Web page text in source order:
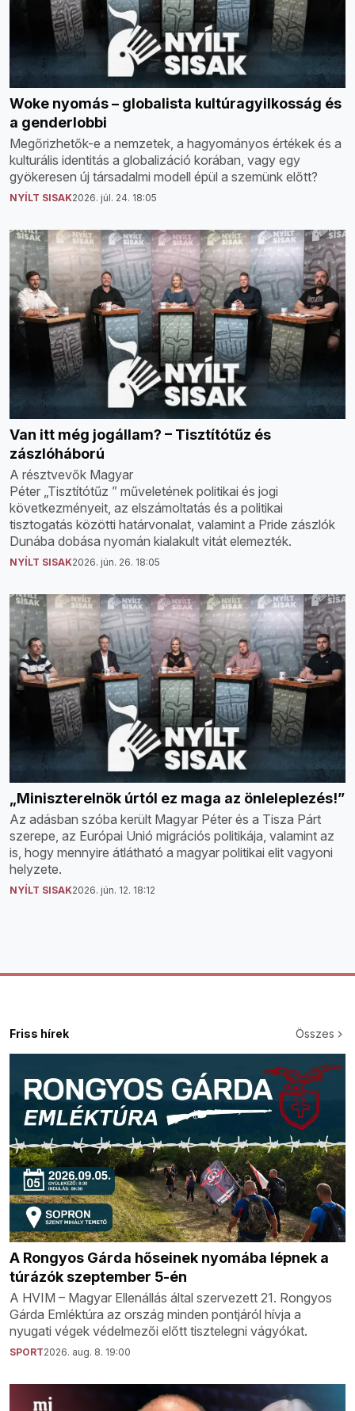
Woke nyomás – globalista kultúragyilkosság és
a genderlobbi
Megőrizhetők-e a nemzetek, a hagyományos értékek és a
kulturális identitás a globalizáció korában, vagy egy
gyökeresen új társadalmi modell épül a szemünk előtt?
NYÍLT SISAK2026. júl. 24. 18:05
Van itt még jogállam? – Tisztítótűz és
zászlóháború
A résztvevők Magyar
Péter „Tisztítótűz ” műveletének politikai és jogi
következményeit, az elszámoltatás és a politikai
tisztogatás közötti határvonalat, valamint a Pride zászlók
Dunába dobása nyomán kialakult vitát elemezték.
NYÍLT SISAK2026. jún. 26. 18:05
„Miniszterelnök úrtól ez maga az önleleplezés!”
Az adásban szóba került Magyar Péter és a Tisza Párt
szerepe, az Európai Unió migrációs politikája, valamint az
is, hogy mennyire átlátható a magyar politikai elit vagyoni
helyzete.
NYÍLT SISAK2026. jún. 12. 18:12
Friss hírek Összes
A Rongyos Gárda hőseinek nyomába lépnek a
túrázók szeptember 5-én
A HVIM – Magyar Ellenállás által szervezett 21. Rongyos
Gárda Emléktúra az ország minden pontjáról hívja a
nyugati végek védelmezői előtt tisztelegni vágyókat.
SPORT2026. aug. 8. 19:00